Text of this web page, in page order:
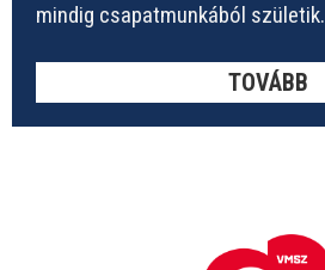
mindig csapatmunkából születik.
TOVÁBB